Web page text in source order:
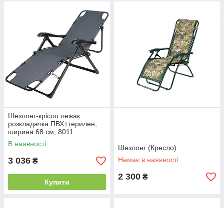
Шезлонг-крісло лежак
розкладачка ПВХ+терилен,
ширина 68 см, 8011
В наявності
3 036 ₴
Купити
Шезлонг (Кресло)
Немає в наявності
2 300 ₴